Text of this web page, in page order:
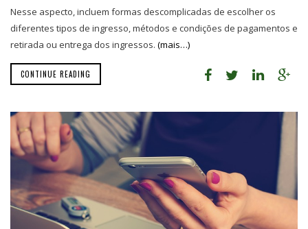
Nesse aspecto, incluem formas descomplicadas de escolher os
diferentes tipos de ingresso, métodos e condições de pagamentos e
retirada ou entrega dos ingressos. (mais…)
CONTINUE READING